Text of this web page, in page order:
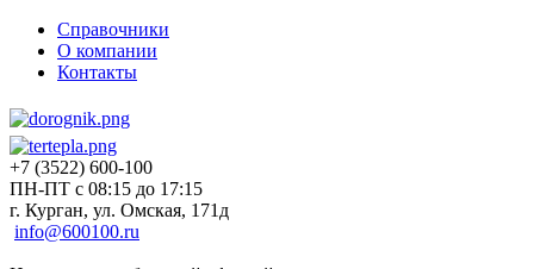
Справочники
О компании
Контакты
+7 (3522) 600-100
ПН-ПТ с 08:15 до 17:15
г. Курган, ул. Омская, 171д
info@600100.ru